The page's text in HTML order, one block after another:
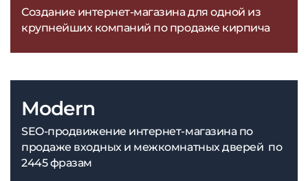
Modern
SEO-продвижение интернет-магазина по
продаже входных и межкомнатных дверей по
2445 фразам
Создание интернет-магазина для одной из
крупнейших компаний по продаже кирпича